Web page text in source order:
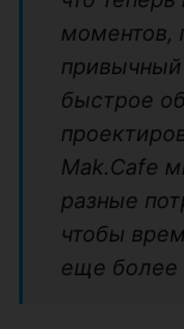
моментов,
привычный
быстрое
Mak.Cafe
разные
чтобы
еще более